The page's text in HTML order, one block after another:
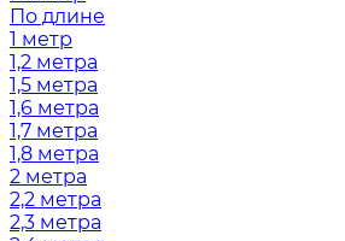
По длине
1 метр
1,2 метра
1,5 метра
1,6 метра
1,7 метра
1,8 метра
2 метра
2,2 метра
2,3 метра